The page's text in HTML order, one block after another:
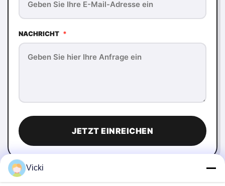
NACHRICHT *
JETZT EINREICHEN
Vicki